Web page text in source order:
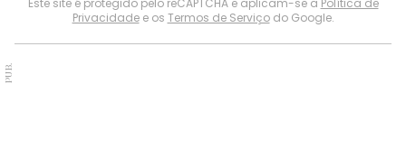
Este site é protegido pelo reCAPTCHA e aplicam-se a Política de
Privacidadee os Termos de Serviçodo Google.
PUB.